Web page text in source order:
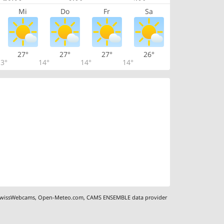
Mi Do Fr Sa
27°
14°
27°
14°
27°
14°
26°
,Open-Meteo.com,CAMS ENSEMBLE data provider